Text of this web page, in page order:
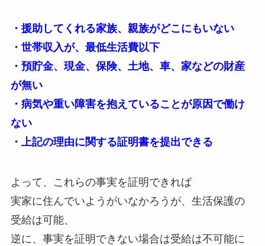
・援助してくれる家族、親族がどこにもいない
・世帯収入が、最低生活費以下
・預貯金、現金、保険、土地、車、家などの財産
が無い
・病気や重い障害を抱えていることが原因で働け
ない
・上記の理由に関する証明書を提出できる
よって、これらの事実を証明できれば
実家に住んでいようがいなかろうが、生活保護の
受給は可能、
逆に、事実を証明できない場合は受給は不可能に